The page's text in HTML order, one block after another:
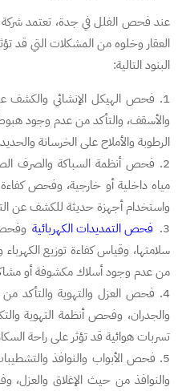
عند فحص الفلل في جدة، تعتمد
العقار وخلوه من المشكلات التي قد
البنود التالية:
1. فحص الهيكل الإنشائي والكشف
والأسقف، والتأكد من عدم وجود
الرطوبة والأملاح على الخرسانة
2. فحص أنظمة السباكة والصرف
مياه داخلية أو خارجية، وفحص
واستخدام أجهزة حديثة للكشف عن
3.
فحص التمديدات الكهربائيةوفحص
سلامتها، وقياس كفاءة توزيع
من عدم وجود أسلاك مكشوفة أو
4. فحص العزل والتهوية والتأكد
والجدران، وفحص أنظمة التهوية
تسربات هوائية قد تؤثر على راحة
5. فحص الأبواب والنوافذ
والنوافذ من حيث الإغلاق